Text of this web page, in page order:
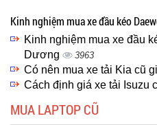
Kinh nghiệm mua xe đầu kéo
Kinh nghiệm mua xe đầu
Dương
3963
Có nên mua xe tải Kia cũ
Cách định giá xe tải Isuzu
MUA LAPTOP CŨ